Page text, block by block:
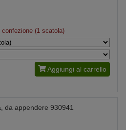
confezione (1 scatola)
Aggiungi al carrello
da appendere 930941